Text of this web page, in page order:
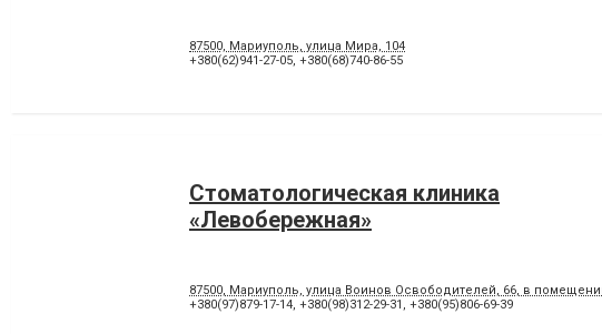
87500, Мариуполь, улица Мира, 104
+380(62)941-27-05, +380(68)740-86-55
Стоматологическая клиника
«Левобережная»
87500, Мариуполь, улица Воинов Освободителей, 66, в
+380(97)879-17-14, +380(98)312-29-31 , +380(95)806-69-39